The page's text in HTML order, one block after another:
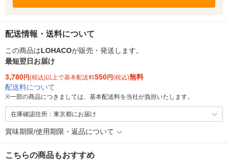
配送情報・送料について
この商品はLOHACOが販売・発送します。
最短翌日お届け
3,780円(税込)以上で基本配送料550円(税込)無料
配送料について
※一部の商品につきましては、基本配送料を当社が負担いたします。
在庫確認住所：東京都にお届け
賞味期限/使用期限・返品について
こちらの商品もおすすめ